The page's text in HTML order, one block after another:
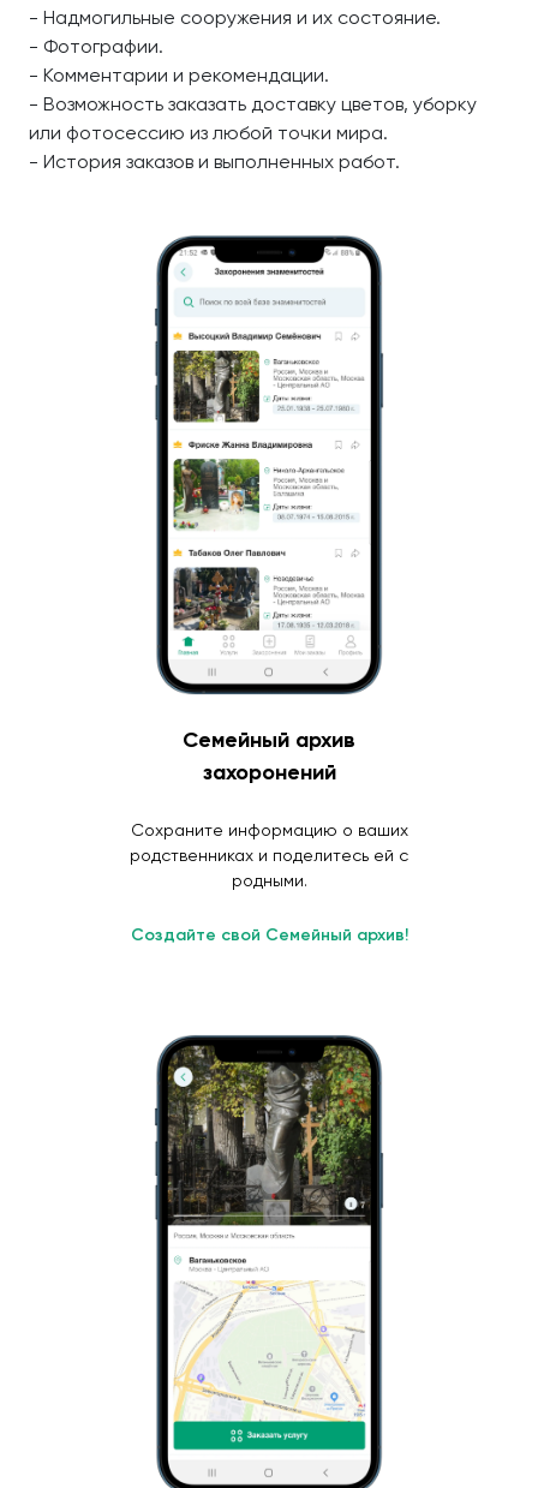
- Надмогильные сооружения и их состояние.
- Фотографии.
- Комментарии и рекомендации.
- Возможность заказать доставку цветов, уборку
или фотосессию из любой точки мира.
- История заказов и выполненных работ.
Семейный архив
захоронений
Сохраните информацию о ваших
родственниках и поделитесь ей с
родными.
Создайте свой Семейный архив!